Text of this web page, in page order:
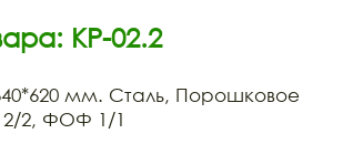
КР-02.2
мм. Сталь, Порошковое
2, ФОФ 1/1